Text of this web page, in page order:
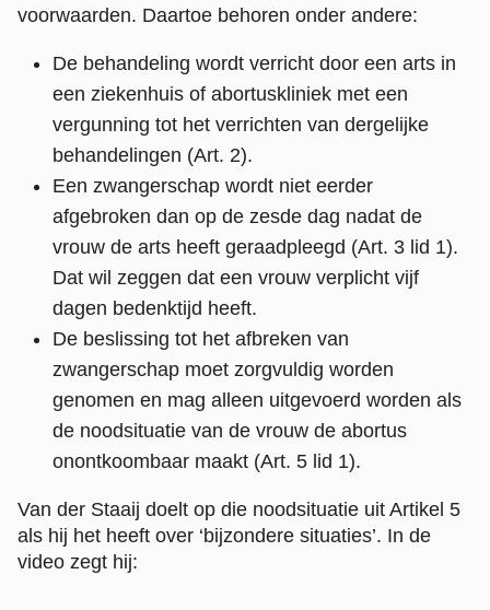
voorwaarden. Daartoe behoren onder andere:
De behandeling wordt verricht door een arts in
een ziekenhuis of abortuskliniek met een
vergunning tot het verrichten van dergelijke
behandelingen (Art. 2).
Een zwangerschap wordt niet eerder
afgebroken dan op de zesde dag nadat de
vrouw de arts heeft geraadpleegd (Art. 3 lid 1).
Dat wil zeggen dat een vrouw verplicht vijf
dagen bedenktijd heeft.
De beslissing tot het afbreken van
zwangerschap moet zorgvuldig worden
genomen en mag alleen uitgevoerd worden als
de noodsituatie van de vrouw de abortus
onontkoombaar maakt (Art. 5 lid 1).
Van der Staaij doelt op die noodsituatie uit Artikel 5
als hij het heeft over ‘bijzondere situaties’. In de
video zegt hij: